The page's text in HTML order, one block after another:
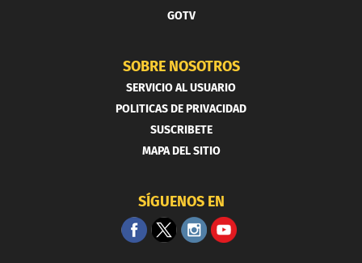
GOTV
SOBRE NOSOTROS
SERVICIO AL USUARIO
POLITICAS DE PRIVACIDAD
SUSCRIBETE
MAPA DEL SITIO
SÍGUENOS EN